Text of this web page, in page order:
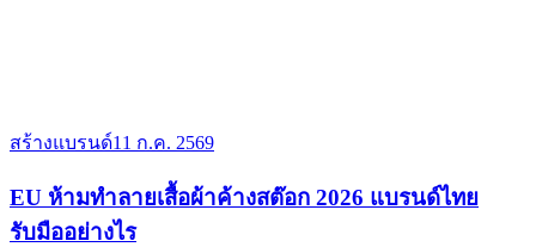
สร้างแบรนด์11 ก.ค. 2569
EU ห้ามทำลายเสื้อผ้าค้างสต๊อก 2026 แบรนด์ไทย
รับมืออย่างไร